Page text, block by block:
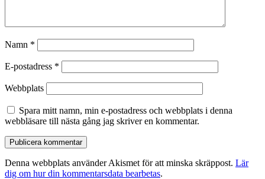
Namn *
E-postadress *
Webbplats
Spara mitt namn, min e-postadress och webbplats i denna
webbläsare till nästa gång jag skriver en kommentar.
Denna webbplats använder Akismet för att minska skräppost. Lär
dig om hur din kommentarsdata bearbetas.